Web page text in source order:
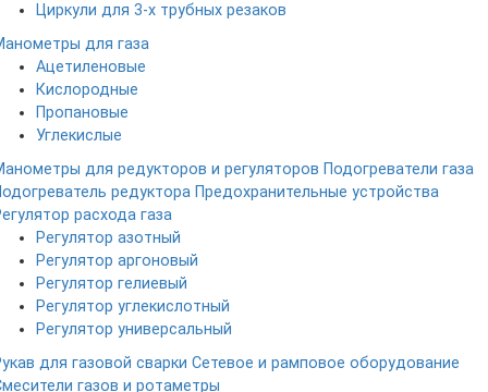
Циркули для 3-х трубных резаков
для газа
Ацетиленовые
Кислородные
Пропановые
Углекислые
для редукторов и регуляторов Подогреватели газа
редуктора Предохранительные устройства
расхода газа
Регулятор азотный
Регулятор аргоновый
Регулятор гелиевый
Регулятор углекислотный
Регулятор универсальный
для газовой сварки Сетевое и рамповое оборудование
газов и ротаметры